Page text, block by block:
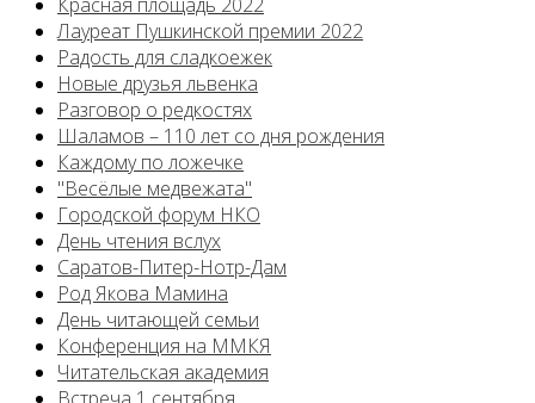
Лауреат Пушкинской премии 2022
Радость для сладкоежек
Новые друзья львенка
Разговор о редкостях
Шаламов – 110 лет со дня рождения
Каждому по ложечке
"Весёлые медвежата"
Городской форум НКО
День чтения вслух
Саратов-Питер-Нотр-Дам
Род Якова Мамина
День читающей семьи
Конференция на ММКЯ
Читательская академия